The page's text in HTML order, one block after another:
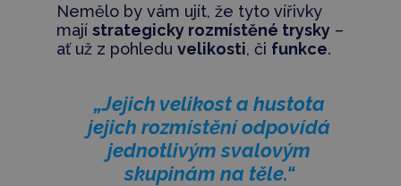
Nemělo by vám ujít, že tyto vířivky
mají strategicky rozmístěné trysky–
ať už z pohledu velikosti, či funkce.
„Jejich velikost a hustota
jejich rozmístění odpovídá
jednotlivým svalovým
skupinám na těle.“